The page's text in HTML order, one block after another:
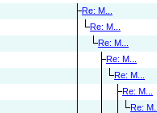
Re: M...
Re: M...
Re: M...
Re: M...
Re: M...
Re: M...
Re: M...